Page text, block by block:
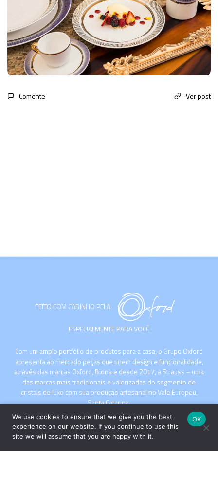
Comente Ver post
FEITO COM CARINHO PELA
ESPECIALMENTE PARA VOCÊ
Com um amplo portfólio de produtos para a casa, o Grupo Oxford
apresenta ao mercado peças que unem design e funcionalidade,
através das marcas Oxford, Biona e desde 2017, a Strauss – uma
das marcas mais tradicionais e valorizadas do segmento de
cristais de luxo com sua produção artesanal no Vale Europeu,
Santa Catarina.
We use cookies to ensure that we give you the best
experience on our website. If you continue to use this
site we will assume that you are happy with it.
OK